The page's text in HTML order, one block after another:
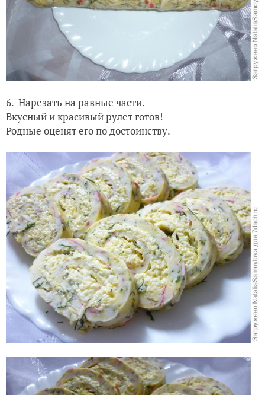
6. Нарезать на равные части.
Вкусный и красивый рулет готов!
Родные оценят его по достоинству.